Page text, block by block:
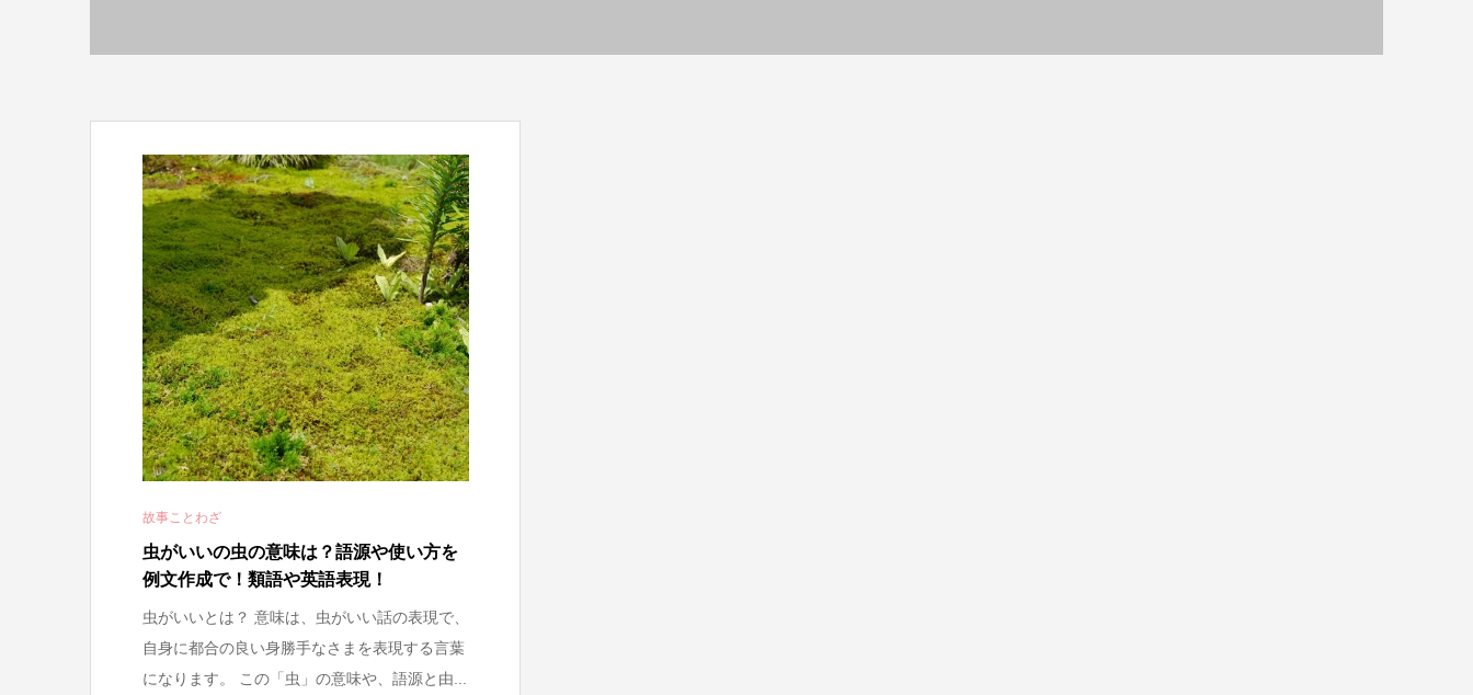
故事ことわざ
虫がいいの虫の意味は？語源や使い方を
例文作成で！類語や英語表現！
虫がいいとは？ 意味は、虫がいい話の表現で、
自身に都合の良い身勝手なさまを表現する言葉
になります。 この「虫」の意味や、語源と由...